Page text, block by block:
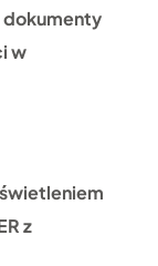
dokumenty
w
z